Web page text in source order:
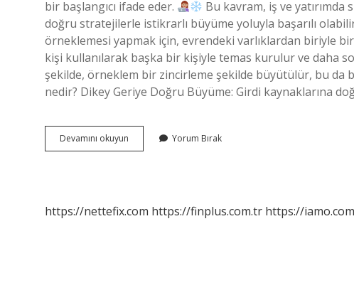
bir başlangıcı ifade eder.
Bu kavram, iş ve
doğru stratejilerle istikrarlı büyüme yoluyla başarılı
örneklemesi yapmak için, evrendeki varlıklardan biriyle
kişi kullanılarak başka bir kişiyle temas kurulur ve daha
şekilde, örneklem bir zincirleme şekilde büyütülür, bu
nedir? Dikey Geriye Doğru Büyüme: Girdi kaynaklarına
Devamını okuyun Psikolojide
Kartopu
Yorum Bırak
https://nettefix.com https://finplus.com.tr https://